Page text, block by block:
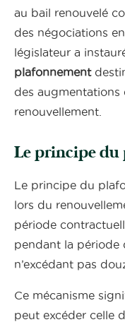
au bail renouvelé
des négociations
législateur a
plafonnement
des augmentations
renouvellement.
Le principe du
Le principe du
lors du
période
pendant la période
n’excédant pas
Ce mécanisme
peut excéder celle